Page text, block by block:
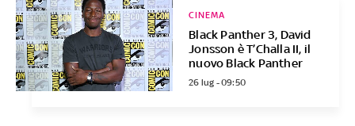
Black Panther 3, David
Jonsson è T’Challa II, il
nuovo Black Panther
CINEMA
26 lug - 09:50